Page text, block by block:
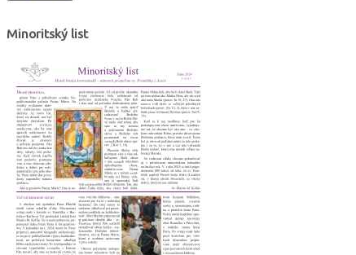
Minoritský list